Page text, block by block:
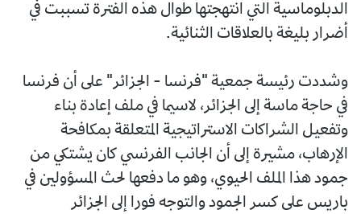
الدبلوماسية التي انتهجتها طوال هذه الفترة تسببت في
أضرار بليغة بالعلاقات الثنائية.
وشددت رئيسة جمعية "فرنسا - الجزائر" على أن فرنسا
في حاجة ماسة إلى الجزائر، لاسيما في ملف إعادة بناء
وتفعيل الشراكات الاستراتيجية المتعلقة بمكافحة
الإرهاب، مشيرة إلى أن الجانب الفرنسي كان يشتكي من
جمود هذا الملف الحيوي، وهو ما دفعها لحث المسؤولين في
باريس على كسر الجمود والتوجه فورا إلى الجزائر